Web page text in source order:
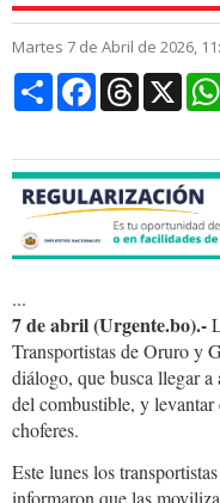
Martes 7 de Abril de 2026,
CompartirFacebookThreads
X
...
7 de abril (Urgente.bo).-
Transportistas de Oruro y
diálogo, que busca llegar
del combustible, y
choferes.
Este lunes los
informaron que las